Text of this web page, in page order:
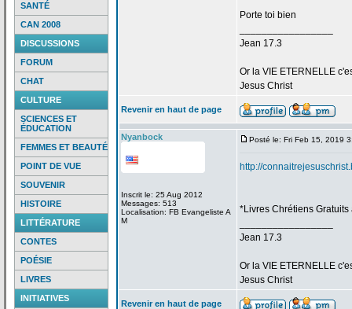
SANTÉ
CAN 2008
DISCUSSIONS
FORUM
CHAT
CULTURE
SCIENCES ET
ÉDUCATION
FEMMES ET BEAUTÉ
POINT DE VUE
SOUVENIR
HISTOIRE
LITTÉRATURE
CONTES
POÉSIE
LIVRES
INITIATIVES
Porte toi bien
Jean 17.3
Or la VIE ETERNELLE
Jesus Christ
Revenir en haut de page
Nyanbock
Inscrit le: 25 Aug 2012
Messages: 513
Localisation: FB Evangeliste A
M
Posté le: Fri Feb 15, 2019
http://
*Livres Chrétiens
Jean 17.3
Or la VIE ETERNELLE
Jesus Christ
Revenir en haut de page